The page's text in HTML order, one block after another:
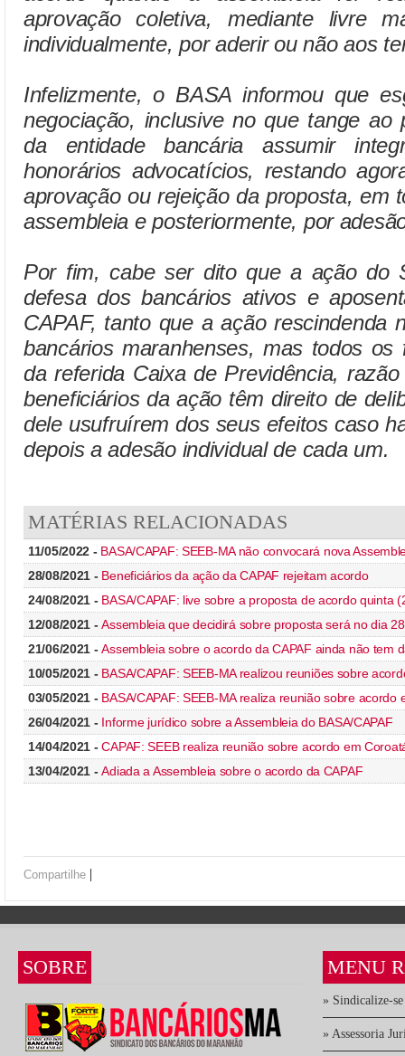
aprovação coletiva, mediante livre
individualmente, por aderir ou não aos
Infelizmente, o BASA informou que
negociação, inclusive no que tange ao
da entidade bancária assumir
honorários advocatícios, restando
aprovação ou rejeição da proposta, em
assembleia e posteriormente, por
Por fim, cabe ser dito que a ação do
defesa dos bancários ativos e
CAPAF, tanto que a ação rescindenda
bancários maranhenses, mas todos os
da referida Caixa de Previdência,
beneficiários da ação têm direito de
dele usufruírem dos seus efeitos caso
depois a adesão individual de cada um.
MATÉRIAS RELACIONADAS
11/05/2022 - BASA/CAPAF: SEEB-MA não convocará nova
28/08/2021 - Beneficiários da ação da CAPAF rejeitam acordo
24/08/2021 - BASA/CAPAF: live sobre a proposta de acordo quinta
12/08/2021 -Assembleia que decidirá sobre proposta será no dia
21/06/2021 -Assembleia sobre o acordo da CAPAF ainda não tem
10/05/2021 - BASA/CAPAF: SEEB-MA realizou reuniões sobre
03/05/2021 - BASA/CAPAF: SEEB-MA realiza reunião sobre acordo
26/04/2021 - Informe jurídico sobre a Assembleia do BASA/CAPAF
14/04/2021 -CAPAF: SEEB realiza reunião sobre acordo em
13/04/2021 -Adiada a Assembleia sobre o acordo da CAPAF
Compartilhe |
SOBRE MENU
» Sindicalize-se
» Assessoria